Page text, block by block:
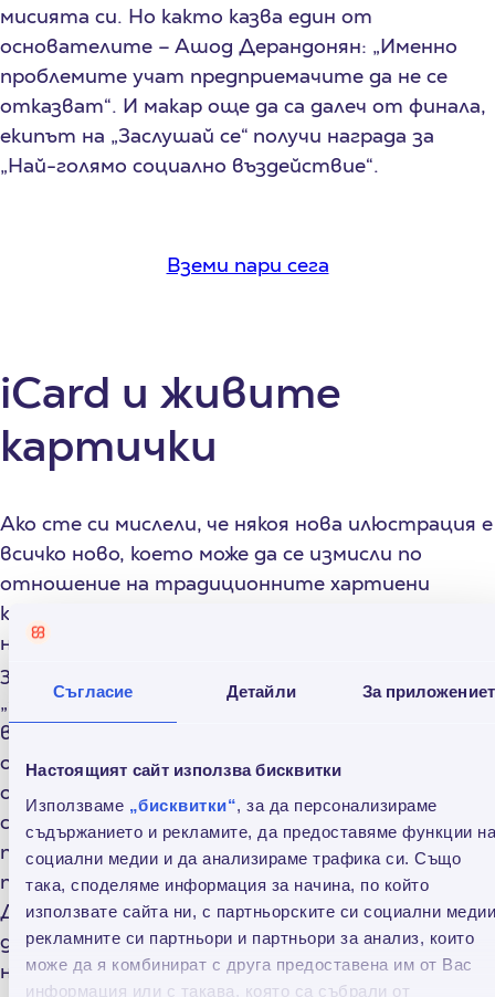
Съгласие Детайли За
Настоящият сайт използва бисквитки
Използваме „бисквитки“, за да персонализираме
съдържанието и рекламите, да предоставяме функции на
социални медии и да анализираме трафика си. Също
така, споделяме информация за начина, по който
използвате сайта ни, с партньорските си социални
рекламните си партньори и партньори за анализ, които
може да я комбинират с друга предоставена им от Вас
информация или с такава, която са събрали от
мисията си. Но както казва един от
основателите – Ашод Дерандонян: „Именно
проблемите учат предприемачите да не се
отказват“. И макар още да са далеч от финала,
екипът на „Заслушай се“ получи награда за
„Най-голямо социално въздействие“.
Вземи пари сега
iCard и живите
картички
Ако сте си мислели, че някоя нова илюстрация е
всичко ново, което може да се измисли по
отношение на традиционните хартиени
картички, грешите. iCard успяват да открият
нишата си точно на това неочаквано място и
затова са номинирани в категориите
„Стартъп на годината“ и "Най-добър стартъп
в начален етап" за 2017 г. По същество това са
обикновени хартиени картички, които може да
откриете в книжарниците, но когато
сканирате илюстрацията със съответното
приложение на телефона си, тя се превръща в
поздравително видео. Създателят Вичо
Димитров има най-простата и кратка
дефиниция за „иновация“: „Материализирала се,
на пръв поглед налудничава, идея!“ Така че в